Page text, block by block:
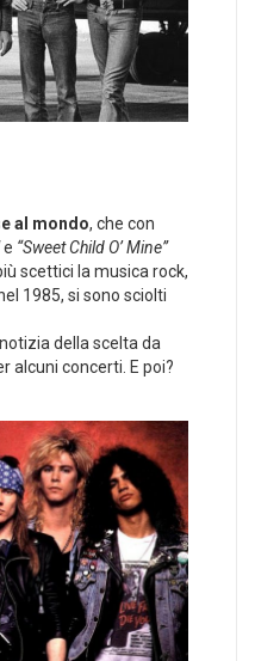
al mondo, che con
e “Sweet Child O’ Mine”
scettici la musica rock,
1985, si sono sciolti
della scelta da
alcuni concerti. E poi?